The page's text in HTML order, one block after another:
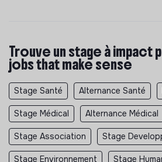
Trouve un stage à impact
jobs that make sense
Stage Santé Alternance Santé
Stage Médical Alternance Médical
Stage Association Stage
Stage Environnement Stage